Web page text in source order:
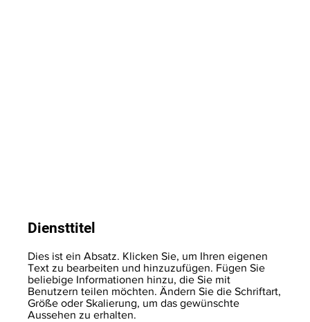
Diensttitel
Dies ist ein Absatz. Klicken Sie, um Ihren eigenen
Text zu bearbeiten und hinzuzufügen. Fügen Sie
beliebige Informationen hinzu, die Sie mit
Benutzern teilen möchten. Ändern Sie die Schriftart,
Größe oder Skalierung, um das gewünschte
Aussehen zu erhalten.